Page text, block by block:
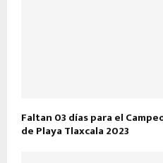
Faltan 03 días para el
de Playa Tlaxcala 2023